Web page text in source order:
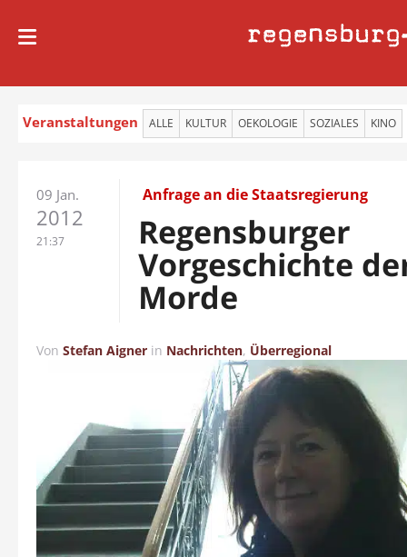
regensburg
Veranstaltungen ALLE KULTUR OEKOLOGIE SOZIALES KINO
09 Jan.
2012
21:37
Anfrage an die Staatsregierung
Regensburger
Vorgeschichte
Morde
Von Stefan Aigner in Nachrichten, Überregional